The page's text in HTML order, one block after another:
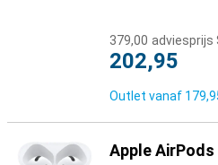
379,00 adviesprijs
202,95
Outlet vanaf
Apple AirPods